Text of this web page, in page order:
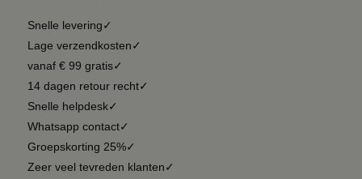
Snelle levering✓
Lage verzendkosten✓
vanaf € 99 gratis✓
14 dagen retour recht✓
Snelle helpdesk✓
Whatsapp contact✓
Groepskorting 25%✓
Zeer veel tevreden klanten✓